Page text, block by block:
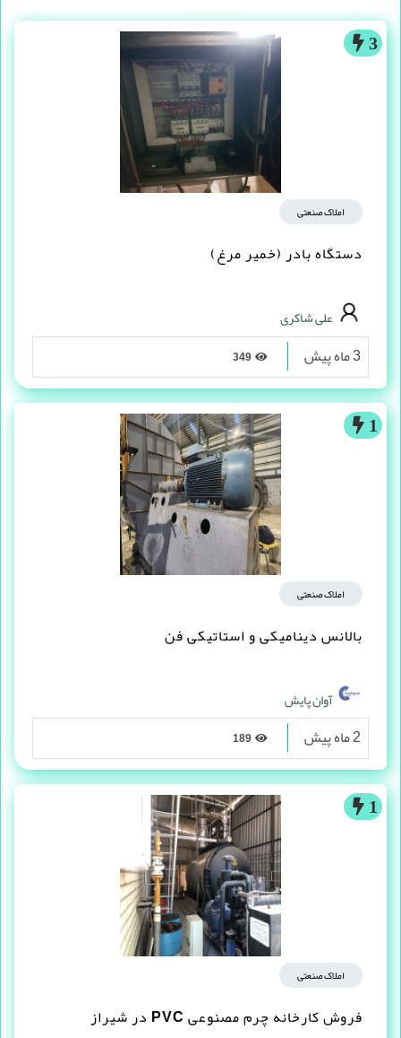
3
املاک صنعتی
دستگاه بادر (خمیر مرغ)
علی شاکری
3 ماه پیش
1
املاک صنعتی
بالانس دینامیکی و استاتیکی فن
آوان پایش
2 ماه پیش
1
املاک صنعتی
فروش کارخانه چرم مصنوعى PVC در شیراز